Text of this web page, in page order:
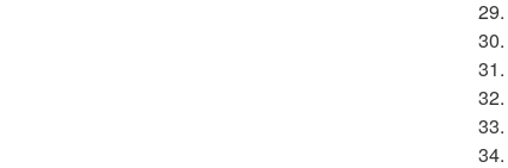
29.
30.
31.
32.
33.
34.